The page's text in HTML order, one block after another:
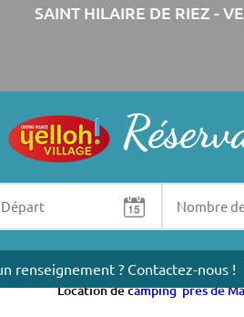
SAINT HILAIRE DE RIEZ -
renseignement ? Contactez-nous !
Machéen juillet et en août. : soirées à
la famille reparte avec des souvenris
Location de camping près de